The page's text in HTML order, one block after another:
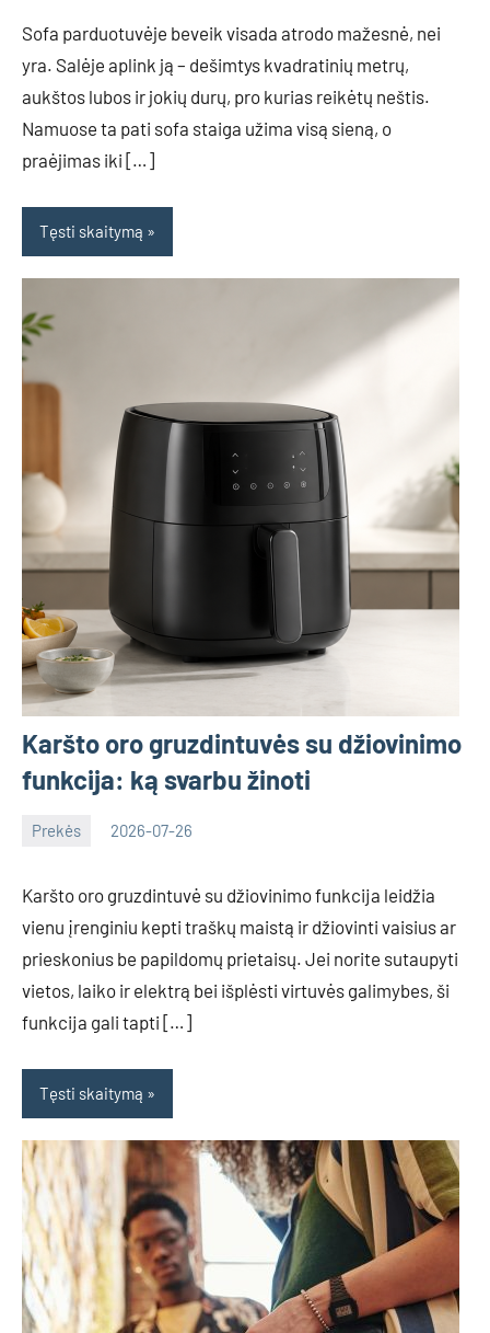
Sofa parduotuvėje beveik visada atrodo mažesnė, nei
yra. Salėje aplink ją – dešimtys kvadratinių metrų,
aukštos lubos ir jokių durų, pro kurias reikėtų neštis.
Namuose ta pati sofa staiga užima visą sieną, o
praėjimas iki […]
Tęsti skaitymą
Karšto oro gruzdintuvės su džiovinimo
funkcija: ką svarbu žinoti
Prekės 2026-07-26
Karšto oro gruzdintuvė su džiovinimo funkcija leidžia
vienu įrenginiu kepti traškų maistą ir džiovinti vaisius ar
prieskonius be papildomų prietaisų. Jei norite sutaupyti
vietos, laiko ir elektrą bei išplėsti virtuvės galimybes, ši
funkcija gali tapti […]
Tęsti skaitymą